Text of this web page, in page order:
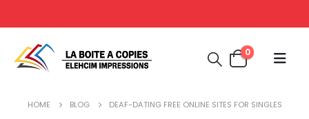
0
HOME BLOG DEAF-DATING FREE ONLINE SITES FOR SINGLES